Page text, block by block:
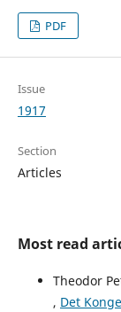
PDF
Issue
1917
Section
Articles
Most read
Theodor
, Det